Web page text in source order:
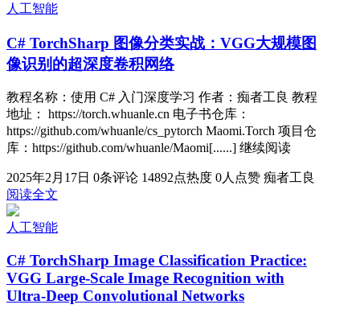
人工智能
C# TorchSharp 图像分类实战：VGG大规模图
像识别的超深度卷积网络
教程名称：使用 C# 入门深度学习 作者：痴者工良 教程
地址： https://torch.whuanle.cn 电子书仓库：
https://github.com/whuanle/cs_pytorch Maomi.Torch 项目仓
库：https://github.com/whuanle/Maomi[......] 继续阅读
2025年2月17日 0条评论 14892点热度 0人点赞 痴者工良
阅读全文
人工智能
C# TorchSharp Image Classification Practice:
VGG Large-Scale Image Recognition with
Ultra-Deep Convolutional Networks